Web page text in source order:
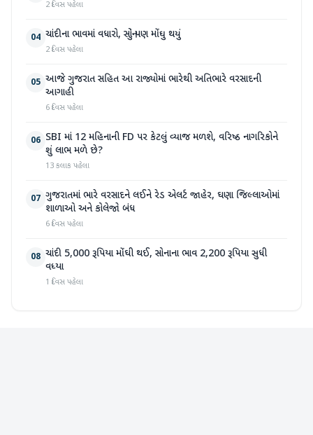
2 દિવસ પહેલા
04 ચાંદીના ભાવમાં વધારો, સોનું પણ મોંઘુ થયું
2 દિવસ પહેલા
05 આજે ગુજરાત સહિત આ રાજ્યોમાં ભારેથી અતિભારે વરસાદની
આગાહી
6 દિવસ પહેલા
06 SBI માં 12 મહિનાની FD પર કેટલું વ્યાજ મળશે, વરિષ્ઠ નાગરિકોને
શું લાભ મળે છે?
13 કલાક પહેલા
07 ગુજરાતમાં ભારે વરસાદને લઈને રેડ એલર્ટ જાહેર, ઘણા જિલ્લાઓમાં
શાળાઓ અને કોલેજો બંધ
6 દિવસ પહેલા
08 ચાંદી 5,000 રૂપિયા મોંઘી થઈ, સોનાના ભાવ 2,200 રૂપિયા સુધી
વધ્યા
1 દિવસ પહેલા